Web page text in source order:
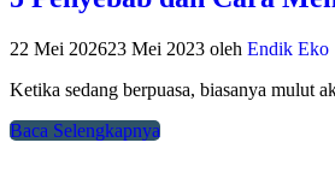
22 Mei 202623 Mei 2023 oleh Endik Eko
Ketika sedang berpuasa, biasanya mulut
Baca Selengkapnya